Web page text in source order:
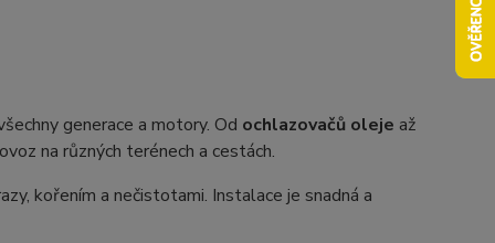
generace a motory. Od ochlazovačů oleje až
na různých terénech a cestách.
kořením a nečistotami. Instalace je snadná a